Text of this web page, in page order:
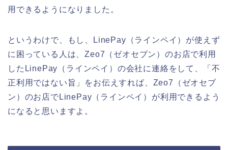
用できるようになりました。
というわけで、もし、LinePay（ラインペイ）が使えず
に困っている人は、Zeo7（ゼオセブン）のお店で利用
したLinePay（ラインペイ）の会社に連絡をして、「不
正利用ではない旨」をお伝えすれば、Zeo7（ゼオセブ
ン）のお店でLinePay（ラインペイ）が利用できるよう
になると思いますよ。